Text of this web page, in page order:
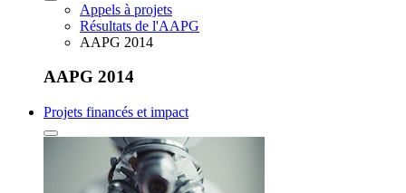
Appels à projets
Résultats de l'AAPG
AAPG 2014
AAPG 2014
Projets financés et impact